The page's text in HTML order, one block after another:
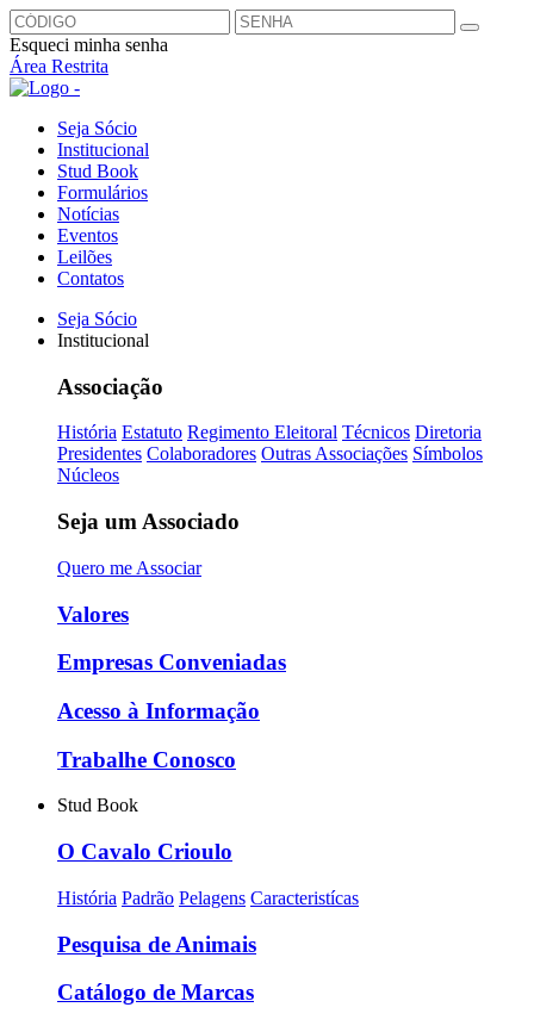
Esqueci minha senha
Área Restrita
Seja Sócio
Institucional
Stud Book
Formulários
Notícias
Eventos
Leilões
Contatos
Seja Sócio
Institucional
Associação
História Estatuto Regimento Eleitoral Técnicos Diretoria
Presidentes Colaboradores Outras Associações Símbolos
Núcleos
Seja um Associado
Quero me Associar
Valores
Empresas Conveniadas
Acesso à Informação
Trabalhe Conosco
Stud Book
O Cavalo Crioulo
História Padrão Pelagens Caracteristícas
Pesquisa de Animais
Catálogo de Marcas